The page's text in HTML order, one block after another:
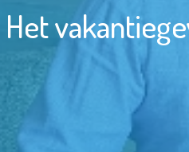
Het